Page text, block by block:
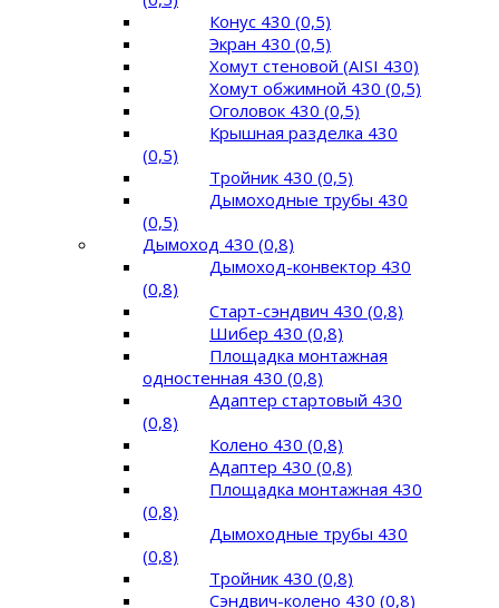
Конус 430 (0,5)
Экран 430 (0,5)
Хомут стеновой (AISI 430)
Хомут обжимной 430 (0,5)
Оголовок 430 (0,5)
Крышная разделка 430
(0,5)
Тройник 430 (0,5)
Дымоходные трубы 430
(0,5)
Дымоход 430 (0,8)
Дымоход-конвектор 430
(0,8)
Старт-сэндвич 430 (0,8)
Шибер 430 (0,8)
Площадка монтажная
одностенная 430 (0,8)
Адаптер стартовый 430
(0,8)
Колено 430 (0,8)
Адаптер 430 (0,8)
Площадка монтажная 430
(0,8)
Дымоходные трубы 430
(0,8)
Тройник 430 (0,8)
Сэндвич-колено 430 (0,8)